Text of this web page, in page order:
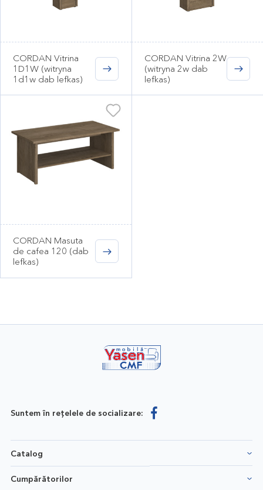
CORDAN Vitrina
1D1W (witryna
1d1w dab lefkas)
CORDAN Vitrina 2W
(witryna 2w dab
lefkas)
CORDAN Masuta
de cafea 120 (dab
lefkas)
Suntem în rețelele de socializare:
Catalog
Cumpărătorilor